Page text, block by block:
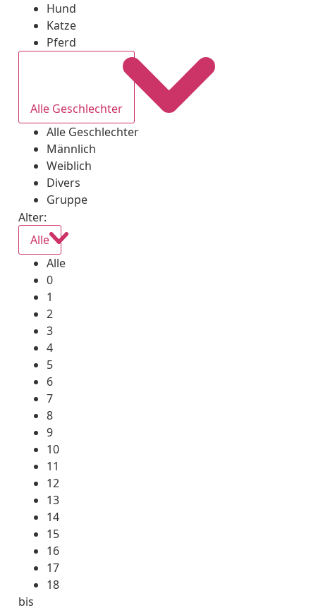
Hund
Katze
Pferd
Alle Geschlechter
Alle Geschlechter
Männlich
Weiblich
Divers
Gruppe
Alter:
Alle
Alle
0
1
2
3
4
5
6
7
8
9
10
11
12
13
14
15
16
17
18
bis